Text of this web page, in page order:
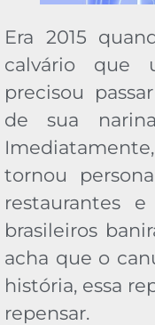
Era 2015
calvário que
precisou
de sua
tornou
restaurantes
brasileiros
acha que o
história, essa
repensar.